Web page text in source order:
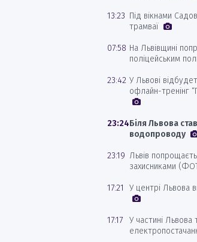
13:23 Під вікнами
трамваї
07:58 На Львівщині
поліцейським
23:42 У Львові
офлайн-тренінг
23:24Біля Львова
водопроводу
23:19 Львів
захисниками
17:21 У центрі
17:17
У частині Львова